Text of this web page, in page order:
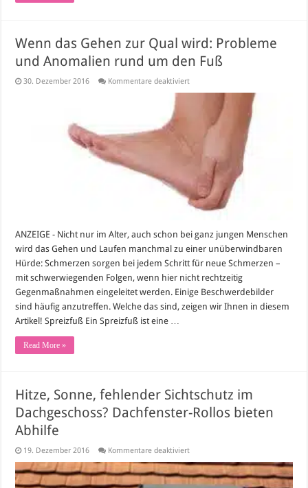
Wenn das Gehen zur Qual wird: Probleme
und Anomalien rund um den Fuß
30. Dezember 2016 Kommentare deaktiviertfür
wird:
Anomalien
den
Fuß
ANZEIGE - Nicht nur im Alter, auch schon bei ganz jungen Menschen
wird das Gehen und Laufen manchmal zu einer unüberwindbaren
Hürde: Schmerzen sorgen bei jedem Schritt für neue Schmerzen –
mit schwerwiegenden Folgen, wenn hier nicht rechtzeitig
Gegenmaßnahmen eingeleitet werden. Einige Beschwerdebilder
sind häufig anzutreffen. Welche das sind, zeigen wir Ihnen in diesem
Artikel! Spreizfuß Ein Spreizfuß ist eine …
Read More »
Hitze, Sonne, fehlender Sichtschutz im
Dachgeschoss? Dachfenster-Rollos bieten
Abhilfe
19. Dezember 2016 Kommentare deaktiviertfür
Sonne,
fehlender
Sichtschutz